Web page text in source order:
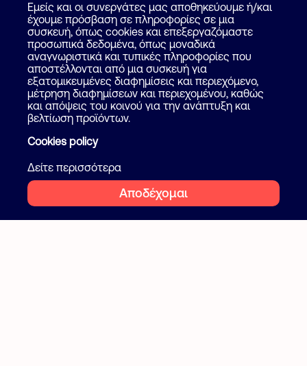
Πως λειτουργεί Βοήθεια
Επικοινωνία Ψάξε επαγγελματία
Blog
2026 Flatcake. All rights reserved
Όροι και προϋποθέσεις
Ιδιωτικότητα
Cookies
Ακολουθήστε μας
Εμείς και οι συνεργάτες μας αποθηκεύουμε ή/και
έχουμε πρόσβαση σε πληροφορίες σε μια
συσκευή, όπως cookies και επεξεργαζόμαστε
προσωπικά δεδομένα, όπως μοναδικά
αναγνωριστικά και τυπικές πληροφορίες που
αποστέλλονται από μια συσκευή για
εξατομικευμένες διαφημίσεις και περιεχόμενο,
μέτρηση διαφημίσεων και περιεχομένου, καθώς
και απόψεις του κοινού για την ανάπτυξη και
βελτίωση προϊόντων.
Cookies policy
Δείτε περισσότερα
Αποδέχομαι